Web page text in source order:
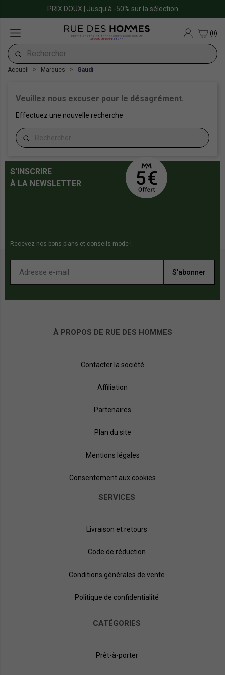
PRIX DOUX | Jusqu'à -50% sur la sélection
PRÊT-À-PORTER ET ACCESSOIRES POUR HOMME
#ECOMMERCE FRANCE
(0)
Accueil Marques Gaudi
Veuillez nous excuser pour le désagrément.
Effectuez une nouvelle recherche
S'INSCRIRE
À LA NEWSLETTER
Recevez nos bons plans et conseils mode !
S’abonner
À PROPOS DE RUE DES HOMMES
Contacter la société
Affiliation
Partenaires
Plan du site
Mentions légales
Consentement aux cookies
SERVICES
Livraison et retours
Code de réduction
Conditions générales de vente
Politique de confidentialité
CATÉGORIES
Prêt-à-porter